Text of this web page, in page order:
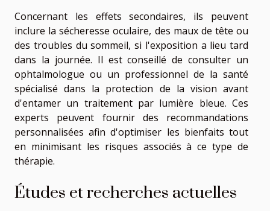
Concernant les effets secondaires, ils peuvent
inclure la sécheresse oculaire, des maux de tête ou
des troubles du sommeil, si l'exposition a lieu tard
dans la journée. Il est conseillé de consulter un
ophtalmologue ou un professionnel de la santé
spécialisé dans la protection de la vision avant
d'entamer un traitement par lumière bleue. Ces
experts peuvent fournir des recommandations
personnalisées afin d'optimiser les bienfaits tout
en minimisant les risques associés à ce type de
thérapie.
Études et recherches actuelles